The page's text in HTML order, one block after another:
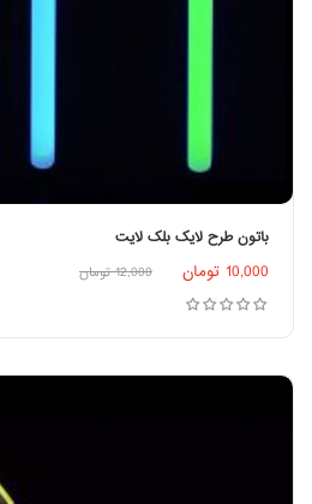
اطلاعات بیشتر
باتون طرح لایک بلک لایت
10,000 تومان 12,000 تومان